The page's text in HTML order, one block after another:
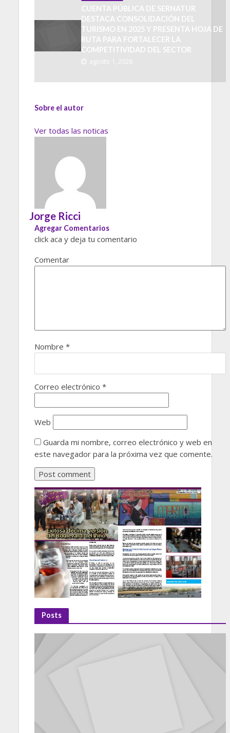
CUENTA PÚBLICA DE SERNATUR
DESTACA CONSOLIDACIÓN DEL
TURISMO EN 2025 Y PRESENTA HOJA DE
RUTA PARA FORTALECER LA
COMPETITIVIDAD DEL SECTOR
agosto 1, 2026
Sobre el autor
Ver todas las noticas
Jorge Ricci
Agregar Comentarios
click aca y deja tu comentario
Comentar
Nombre *
Correo electrónico *
Web
Guarda mi nombre, correo electrónico y web en
este navegador para la próxima vez que comente.
Posts